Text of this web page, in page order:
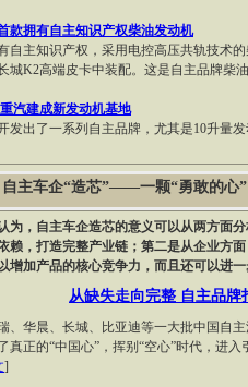
款拥有自主知识产权柴油发动机
主知识产权，采用电控高压共轨技术的
城K2高端皮卡中装配。这是自主品牌柴
汽建成新发动机基地
发出了一系列自主品牌，尤其是10升量
自主车企“造芯”——一颗“勇敢的心”
为，自主车企造芯的意义可以从两方面
赖，打造完整产业链；第二是从企业方
增加产品的核心竞争力，而且还可以进
从缺失走向完整 自主品牌
华晨、长城、比亚迪等一大批中国自主
真正的“中国心”，挥别“空心”时代，进
]